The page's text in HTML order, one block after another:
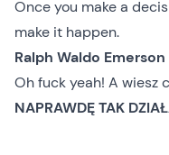
Once you make a
make it happen.
Ralph Waldo Emerson
Oh fuck yeah! A wiesz
NAPRAWDĘ TAK